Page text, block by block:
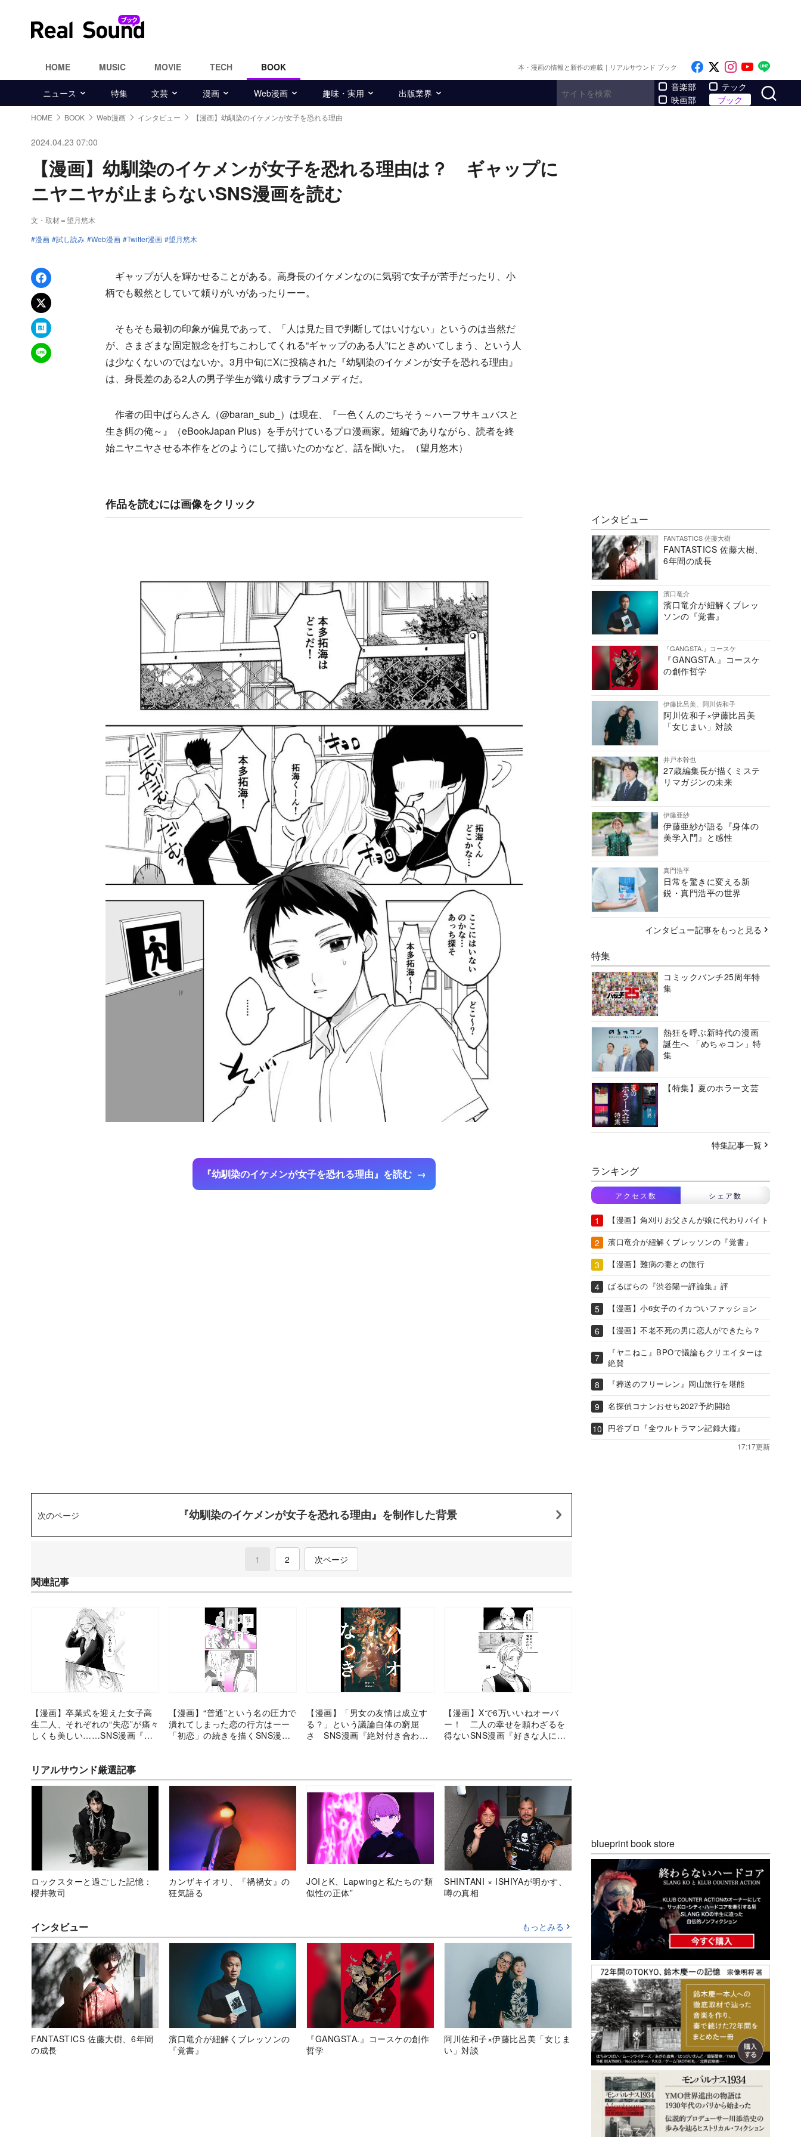
HOME MUSIC MOVIE TECH BOOK 本・漫画の情報と新作の連載｜リアルサウンド ブック Like on Facebook
Follow on x
Follow on
Follow
ニュース 特集 文芸 漫画 Web漫画 趣味・実用 出版業界
音楽部
映画部
テック
ブック
HOME BOOK Web漫画 インタビュー 【漫画】幼馴染のイケメンが女子を恐れる理由
2024.04.23 07:00
【漫画】幼馴染のイケメンが女子を恐れる理由は？ ギャップに
ニヤニヤが止まらないSNS漫画を読む
文・取材＝望月悠木
漫画
試し読み Web漫画 Twitter漫画 望月悠木
Facebookでシェア
xでポスト
はてなブックマーク
LINEで送る
ギャップが人を輝かせることがある。高身長のイケメンなのに気弱で女子が苦手だったり、小
柄でも毅然としていて頼りがいがあったりーー。
そもそも最初の印象が偏見であって、「人は見た目で判断してはいけない」というのは当然だ
が、さまざまな固定観念を打ちこわしてくれる“ギャップのある人”にときめいてしまう、という人
は少なくないのではないか。3月中旬にXに投稿された『幼馴染のイケメンが女子を恐れる理由』
は、身長差のある2人の男子学生が織り成すラブコメディだ。
作者の田中ばらんさん（@baran_sub_）は現在、『一色くんのごちそう～ハーフサキュバスと
生き餌の俺～』（eBookJapan Plus）を手がけているプロ漫画家。短編でありながら、読者を終
始ニヤニヤさせる本作をどのようにして描いたのかなど、話を聞いた。（望月悠木）
作品を読むには画像をクリック
『幼馴染のイケメンが女子を恐れる理由』を読む
次のページ 『幼馴染のイケメンが女子を恐れる理由』を制作した背景
1 (current)
2 次ページ
関連記事
【漫画】卒業式を迎えた女子高
生二人、それぞれの“失恋”が痛々
しくも美しい……SNS漫画『春
【漫画】“普通”という名の圧力で
潰れてしまった恋の行方はーー
「初恋」の続きを描くSNS漫画
【漫画】「男女の友情は成立す
る？」という議論自体の窮屈
さ SNS漫画『絶対付き合わな
【漫画】Xで6万いいねオーバ
ー！ 二人の幸せを願わざるを
得ないSNS漫画『好きな人に振
リアルサウンド厳選記事
ロックスターと過ごした記憶：
櫻井敦司
カンザキイオリ、『禍禍女』の
狂気語る
JOIとK、Lapwingと私たちの“類
似性の正体”
SHINTANI × ISHIYAが明かす、
噂の真相
インタビュー もっとみる
FANTASTICS 佐藤大樹、6年間
の成長
濱口竜介が紐解くブレッソンの
『覚書』
『GANGSTA.』コースケの創作
哲学
阿川佐和子×伊藤比呂美「女じま
い」対談
インタビュー
FANTASTICS 佐藤大樹
FANTASTICS 佐藤大樹、
6年間の成長
濱口竜介
濱口竜介が紐解くブレッ
ソンの『覚書』
『GANGSTA.』コースケ
『GANGSTA.』コースケ
の創作哲学
伊藤比呂美、阿川佐和子
阿川佐和子×伊藤比呂美
「女じまい」対談
井戸本幹也
27歳編集長が描くミステ
リマガジンの未来
伊藤亜紗
伊藤亜紗が語る『身体の
美学入門』と感性
真門浩平
日常を驚きに変える新
鋭・真門浩平の世界
インタビュー記事をもっと見る
特集
コミックバンチ25周年特
集
熱狂を呼ぶ新時代の漫画
誕生へ 「めちゃコン」特
集
【特集】夏のホラー文芸
特集記事一覧
ランキング
アクセス数 シェア数
【漫画】角刈りお父さんが娘に代わりバイト
濱口竜介が紐解くブレッソンの『覚書』
【漫画】難病の妻との旅行
ばるぼらの『渋谷陽一評論集』評
【漫画】小6女子のイカついファッション
【漫画】不老不死の男に恋人ができたら？
『ヤニねこ』BPOで議論もクリエイターは
絶賛
『葬送のフリーレン』岡山旅行を堪能
名探偵コナンおせち2027予約開始
円谷プロ『全ウルトラマン記録大鑑』
17:17更新
blueprint book store